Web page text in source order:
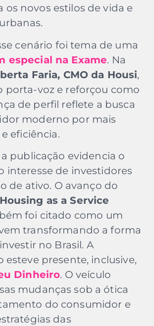
os novos estilos de vida e
cenário foi tema de uma
especial na Exame. Na
Faria, CMO da Housi,
porta-voz e reforçou como
de perfil reflete a busca
moderno por mais
eficiência.
publicação evidencia o
interesse de investidores
de ativo. O avanço do
Housing as a Service
foi citado como um
transformando a forma
no Brasil. A
esteve presente, inclusive,
Dinheiro. O veículo
mudanças sob a ótica
do consumidor e
das